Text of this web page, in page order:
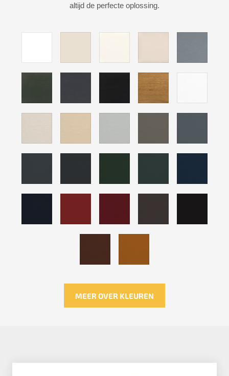
altijd de perfecte oplossing.
MEER OVER KLEUREN